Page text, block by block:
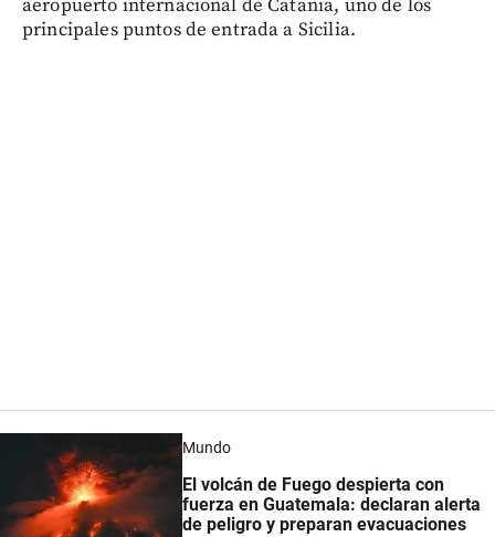
aeropuerto internacional de Catania, uno de los
principales puntos de entrada a Sicilia.
Mundo
El volcán de Fuego despierta con
fuerza en Guatemala: declaran alerta
de peligro y preparan evacuaciones